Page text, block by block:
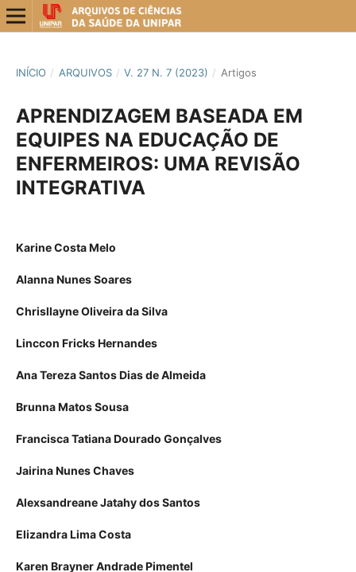
INÍCIO / ARQUIVOS / V. 27 N. 7 (2023) / Artigos
APRENDIZAGEM BASEADA EM
EQUIPES NA EDUCAÇÃO DE
ENFERMEIROS: UMA REVISÃO
INTEGRATIVA
Karine Costa Melo
Alanna Nunes Soares
Chrisllayne Oliveira da Silva
Linccon Fricks Hernandes
Ana Tereza Santos Dias de Almeida
Brunna Matos Sousa
Francisca Tatiana Dourado Gonçalves
Jairina Nunes Chaves
Alexsandreane Jatahy dos Santos
Elizandra Lima Costa
Karen Brayner Andrade Pimentel